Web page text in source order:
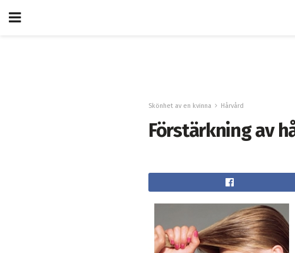
Skönhet av en kvinna Hårvård
Förstärkning av